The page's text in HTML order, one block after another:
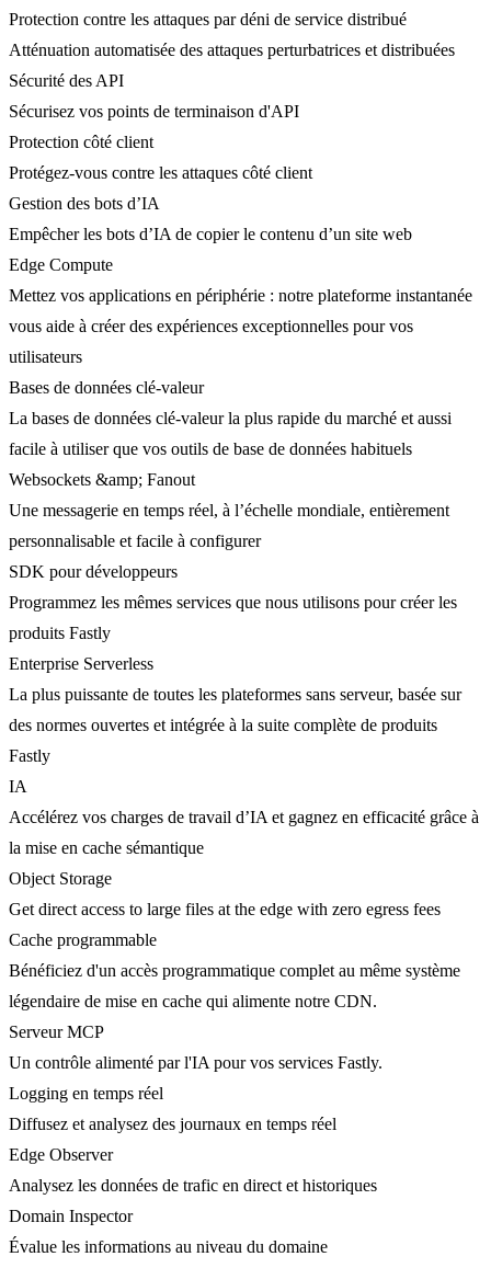
Protection contre les attaques par déni de service distribué
Atténuation automatisée des attaques perturbatrices et distribuées
Sécurité des API
Sécurisez vos points de terminaison d'API
Protection côté client
Protégez-vous contre les attaques côté client
Gestion des bots d’IA
Empêcher les bots d’IA de copier le contenu d’un site web
Edge Compute
Mettez vos applications en périphérie : notre plateforme instantanée
vous aide à créer des expériences exceptionnelles pour vos
utilisateurs
Bases de données clé-valeur
La bases de données clé-valeur la plus rapide du marché et aussi
facile à utiliser que vos outils de base de données habituels
Websockets &amp; Fanout
Une messagerie en temps réel, à l’échelle mondiale, entièrement
personnalisable et facile à configurer
SDK pour développeurs
Programmez les mêmes services que nous utilisons pour créer les
produits Fastly
Enterprise Serverless
La plus puissante de toutes les plateformes sans serveur, basée sur
des normes ouvertes et intégrée à la suite complète de produits
Fastly
IA
Accélérez vos charges de travail d’IA et gagnez en efficacité grâce à
la mise en cache sémantique
Object Storage
Get direct access to large files at the edge with zero egress fees
Cache programmable
Bénéficiez d'un accès programmatique complet au même système
légendaire de mise en cache qui alimente notre CDN.
Serveur MCP
Un contrôle alimenté par l'IA pour vos services Fastly.
Logging en temps réel
Diffusez et analysez des journaux en temps réel
Edge Observer
Analysez les données de trafic en direct et historiques
Domain Inspector
Évalue les informations au niveau du domaine